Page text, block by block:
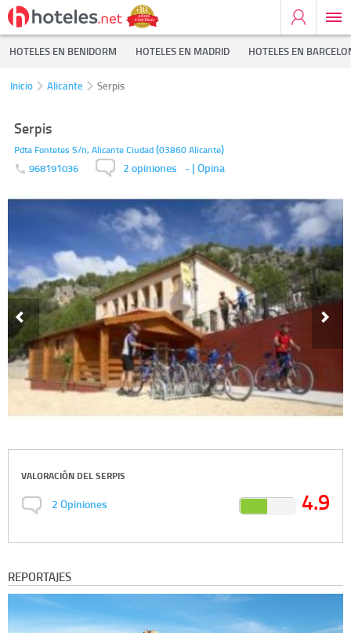
HOTELES EN BENIDORM HOTELES EN MADRID HOTELES EN
Inicio Alicante Serpis
Serpis
Pdta Fontetes S/n,Alicante Ciudad(03860Alicante)
968191036 2 opiniones - | Opina
VALORACIÓN DELSERPIS
2Opiniones 4.9
REPORTAJES